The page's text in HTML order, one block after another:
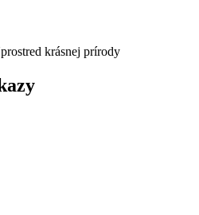
krásnej prírody